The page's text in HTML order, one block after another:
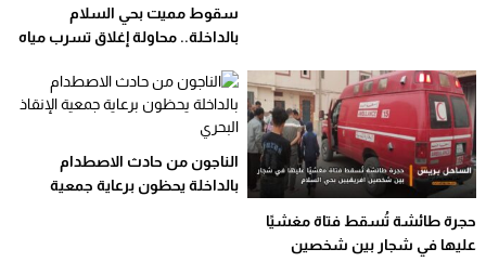
سقوط مميت بحي السلام
بالداخلة.. محاولة إغلاق تسرب مياه
حجرة طائشة تُسقط فتاة مغشيًا
عليها في شجار بين شخصين
الناجون من حادث الاصطدام
بالداخلة يحظون برعاية جمعية